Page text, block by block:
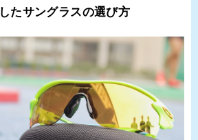
たサングラスの選び方